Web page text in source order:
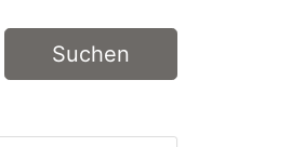
Suchen